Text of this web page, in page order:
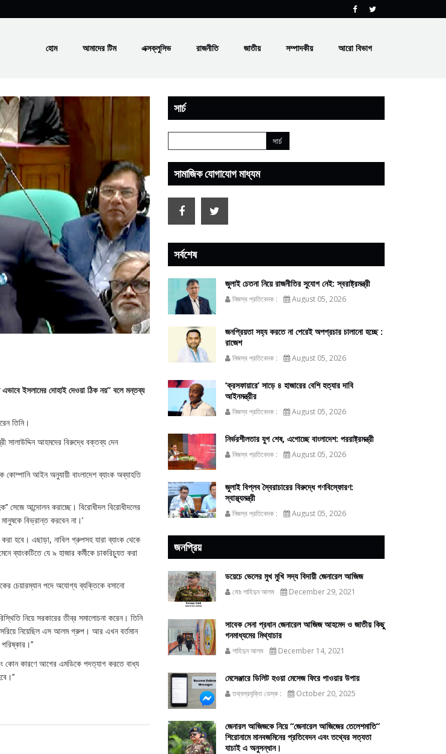
হোম আমাদের টিম এক্সক্লুসিভ রাজনীতি জাতীয় সম্পাদকীয় আরো বিভাগ
ইসলামের দোহাই দেওয়া ঠিক নয়’’ বলে মন্তব্য
তিনি।
সালাউদ্দিন আহমদের বিরুদ্ধে বক্তব্য দেন
কোম্পানি আইন অনুযায়ী বাংলাদেশ ব্যাংক অব্যাহতি
সেজে আন্দোলন করাচ্ছে। বিরোধীদল বিরোধীদলের
বিভ্রান্ত করবেন না।’
করা হবে। এছাড়া, নাবিল গ্রুপসহ যারা ব্যাংক থেকে
ব্যাংকটিতে যে ৯ হাজার কর্মীকে চাকরিচ্যুত করা
চেয়ারম্যান পদে অযোগ্য ব্যক্তিকে বসানো
নিয়ে সরকারের তীব্র সমালোচনা করেন। তিনি
সরিয়ে নিয়েছিল এস আলম গ্রুপ। আর এখন বর্তমান
কোন কারণে আগের এমডিকে পদত্যাগ করতে বাধ্য
সার্চ
সামাজিক যোগাযোগ মাধ্যম
সর্বশেষ
জুলাই চেতনা নিয়ে রাজনীতির সুযোগ নেই: স্বরাষ্ট্রমন্ত্রী
নিজস্ব প্রতিবেদক : August 05, 2026
জনপ্রিয়তা সহ্য করতে না পেরেই অপপ্রচার চালানো হচ্ছে :
রাজেশ
নিজস্ব প্রতিবেদক : August 05, 2026
‘ক্রসফায়ারে’ সাড়ে ৪ হাজারের বেশি হত্যার দাবি
আইনমন্ত্রীর
নিজস্ব প্রতিবেদক : August 05, 2026
নির্ভরশীলতার যুগ শেষ, এগোচ্ছে বাংলাদেশ: পররাষ্ট্রমন্ত্রী
নিজস্ব প্রতিবেদক : August 05, 2026
জুলাই বিপ্লব স্বৈরাচারের বিরুদ্ধে গণবিস্ফোরণ:
স্বাস্থ্যমন্ত্রী
নিজস্ব প্রতিবেদক : August 05, 2026
জনপ্রিয়
ডয়েচে ভেলের মুখ মুখি সদ্য বিদায়ী জেনারেল আজিজ
মোঃ শাহিদুন আলম December 29, 2021
সাবেক সেনা প্রধান জেনারেল আজিজ আহমেদ ও জাতীয় কিছু
গনমাধ্যমের মিথ্যাচার
শাহিদুন আলম December 14, 2021
মেসেঞ্জারে ডিলিট হওয়া মেসেজ ফিরে পাওয়ার উপায়
তথ্যপ্রযুক্তি ডেস্ক : October 20, 2025
জেনারল আজিজকে নিয়ে “জেনারেল আজিজের তেলেশমাতি”
শিরোনামে মানবজমিনের প্রতিবেদন এবং তথ্যের সত্যতা
যাচাই এ অনুসন্ধান।